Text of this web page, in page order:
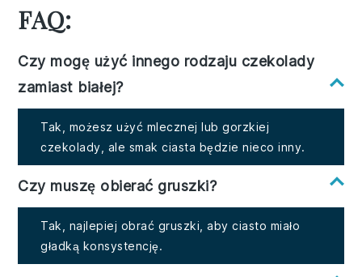
FAQ:
Czy mogę użyć innego rodzaju czekolady
zamiast białej?
Tak, możesz użyć mlecznej lub gorzkiej
czekolady, ale smak ciasta będzie nieco inny.
Czy muszę obierać gruszki?
Tak, najlepiej obrać gruszki, aby ciasto miało
gładką konsystencję.